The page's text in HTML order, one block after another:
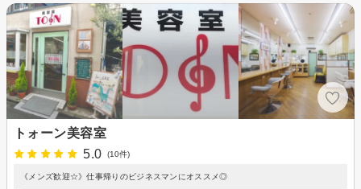
トォーン美容室
5.0
(10件)
《メンズ歓迎☆》仕事帰りのビジネスマンにオススメ◎